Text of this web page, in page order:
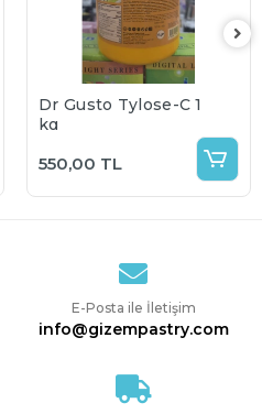
Dr Gusto Tylose-C 1
kg
550,00 TL
E-Posta ile İletişim
info@gizempastry.com